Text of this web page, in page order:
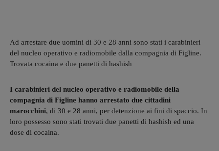
Ad arrestare due uomini di 30 e 28 anni sono stati i carabinieri
del nucleo operativo e radiomobile dalla compagnia di Figline.
Trovata cocaina e due panetti di hashish
I carabinieri del nucleo operativo e radiomobile della
compagnia di Figline hanno arrestato due cittadini
marocchini, di 30 e 28 anni, per detenzione ai fini di spaccio. In
loro possesso sono stati trovati due panetti di hashish ed una
dose di cocaina.